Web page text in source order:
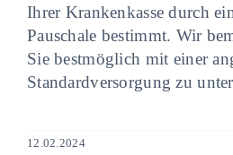
Ihrer Krankenkasse durch
Pauschale bestimmt. Wir
Sie bestmöglich mit einer
Standardversorgung zu
12.02.2024